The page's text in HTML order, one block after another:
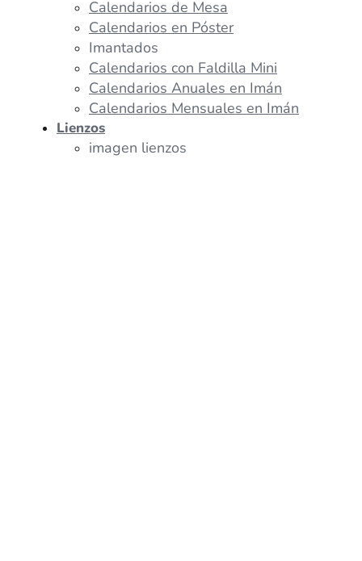
Calendarios de Mesa
Calendarios en Póster
Imantados
Calendarios con Faldilla Mini
Calendarios Anuales en Imán
Calendarios Mensuales en Imán
Lienzos
imagen lienzos